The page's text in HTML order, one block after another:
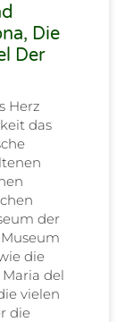
Die
Der
Herz
das
der
die
del
vielen
die